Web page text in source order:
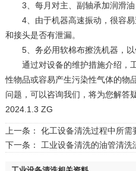
3、每月对主、副轴承加润滑油
4、由于机器高速振动，很容易
和接头是否有泄漏。
5、务必用软棉布擦洗机器，以
通过对设备的维护措施介绍，
性物品或容易产生污染性气体的物
问题，可以咨询我们，将为您解答疑
2024.1.3 ZG
上一条： 化工设备清洗过程中所需
下一条： 工业设备清洗的油管清洗